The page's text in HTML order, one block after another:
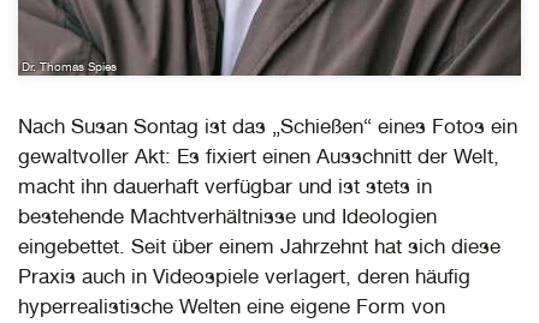
Dr. Thomas Spies
Nach Susan Sontag ist das „Schießen“ eines Fotos ein
gewaltvoller Akt: Es fixiert einen Ausschnitt der Welt,
macht ihn dauerhaft verfügbar und ist stets in
bestehende Machtverhältnisse und Ideologien
eingebettet. Seit über einem Jahrzehnt hat sich diese
Praxis auch in Videospiele verlagert, deren häufig
hyperrealistische Welten eine eigene Form von